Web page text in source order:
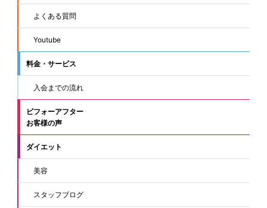
よくある質問
Youtube
料金・サービス
入会までの流れ
ビフォーアフター
お客様の声
ダイエット
美容
スタッフブログ